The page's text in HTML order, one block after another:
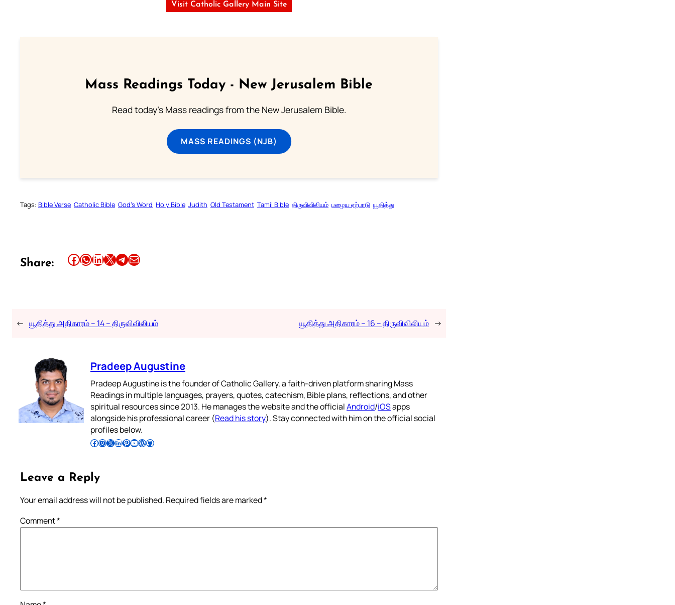
Visit Catholic Gallery Main Site
Mass Readings Today - New Jerusalem Bible
Read today's Mass readings from the New Jerusalem Bible.
MASS READINGS (NJB)
Tags: Bible Verse Catholic Bible God’s Word Holy Bible Judith Old Testament Tamil Bible திருவிவிலியம் பழைய ஏற்பாடு யூதித்து
Share: Share this article on Facebook Share this article on WhatsApp Share this article on LinkedIn Share this article on X Share this article on TelegramEmail this Article
← யூதித்து அதிகாரம் – 14 – திருவிவிலியம் யூதித்து அதிகாரம் – 16 – திருவிவிலியம் →
Pradeep Augustine
Pradeep Augustine is the founder of Catholic Gallery, a faith-driven platform sharing Mass
Readings in multiple languages, prayers, quotes, catechism, Bible plans, reflections, and other
spiritual resources since 2013. He manages the website and the officialAndroid/iOSapps
alongside his professional career (Read his story). Stay connected with him on the official social
profiles below.
Follow Pradeep on Facebook Follow Pradeep on InstagramFollow Pradeep on X Follow Pradeep on LinkedIn Follow Pradeep on Pinterest Subscribe to Pradeep’s Youtube Channel Follow Pradeep on WordPress Follow Pradeep on GitHub
Leave a Reply
Your email address will not be published. Required fields are marked*
Comment*